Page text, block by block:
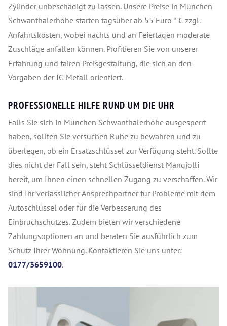
Zylinder unbeschädigt zu lassen. Unsere Preise in München
Schwanthalerhöhe starten tagsüber ab 55 Euro * € zzgl.
Anfahrtskosten, wobei nachts und an Feiertagen moderate
Zuschläge anfallen können. Profitieren Sie von unserer
Erfahrung und fairen Preisgestaltung, die sich an den
Vorgaben der IG Metall orientiert.
PROFESSIONELLE HILFE RUND UM DIE UHR
Falls Sie sich in München Schwanthalerhöhe ausgesperrt
haben, sollten Sie versuchen Ruhe zu bewahren und zu
überlegen, ob ein Ersatzschlüssel zur Verfügung steht. Sollte
dies nicht der Fall sein, steht Schlüsseldienst Mangjolli
bereit, um Ihnen einen schnellen Zugang zu verschaffen. Wir
sind Ihr verlässlicher Ansprechpartner für Probleme mit dem
Autoschlüssel oder für die Verbesserung des
Einbruchschutzes. Zudem bieten wir verschiedene
Zahlungsoptionen an und beraten Sie ausführlich zum
Schutz Ihrer Wohnung. Kontaktieren Sie uns unter:
0177/3659100.